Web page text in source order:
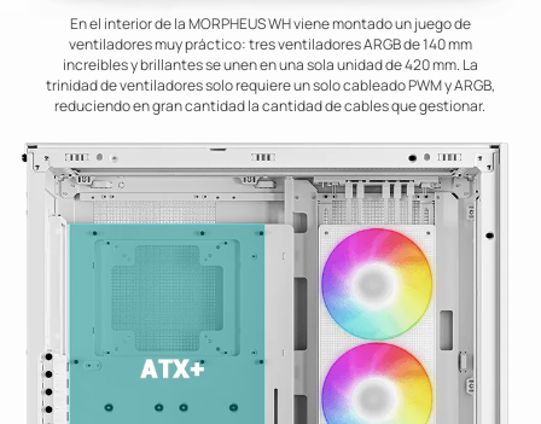
En el interior de la MORPHEUS WH viene montado un juego de
ventiladores muy práctico: tres ventiladores ARGB de 140 mm
increíbles y brillantes se unen en una sola unidad de 420 mm. La
trinidad de ventiladores solo requiere un solo cableado PWM y ARGB,
reduciendo en gran cantidad la cantidad de cables que gestionar.